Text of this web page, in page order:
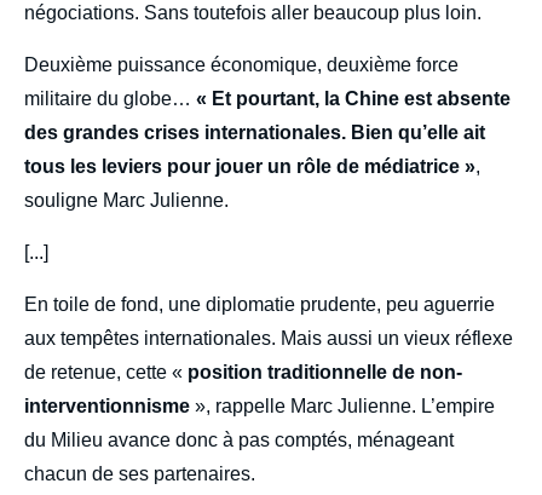
négociations. Sans toutefois aller beaucoup plus loin.
Deuxième puissance économique, deuxième force
militaire du globe… « Et pourtant, la Chine est absente
des grandes crises internationales. Bien qu’elle ait
tous les leviers pour jouer un rôle de médiatrice »,
souligne Marc Julienne.
[...]
En toile de fond, une diplomatie prudente, peu aguerrie
aux tempêtes internationales. Mais aussi un vieux réflexe
de retenue, cette « position traditionnelle de non-
interventionnisme », rappelle Marc Julienne. L’empire
du Milieu avance donc à pas comptés, ménageant
chacun de ses partenaires.